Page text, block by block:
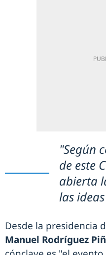
"Según
de este
abierta
las
Desde la presidencia
Manuel Rodríguez